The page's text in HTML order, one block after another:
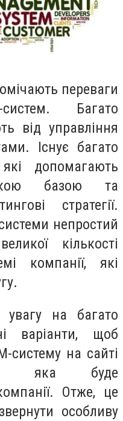
переваги
систем. Багато
від управління
Існує багато
допомагають
базою та
стратегії.
непростий
кількості
компанії, які
увагу на багато
варіанти, щоб
систему на сайті
яка буде
Отже, це
особливу